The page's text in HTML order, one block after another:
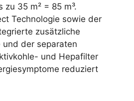
zu 35 m² = 85 m³.
Technologie sowie der
zusätzliche
der separaten
und Hepafilter
reduziert